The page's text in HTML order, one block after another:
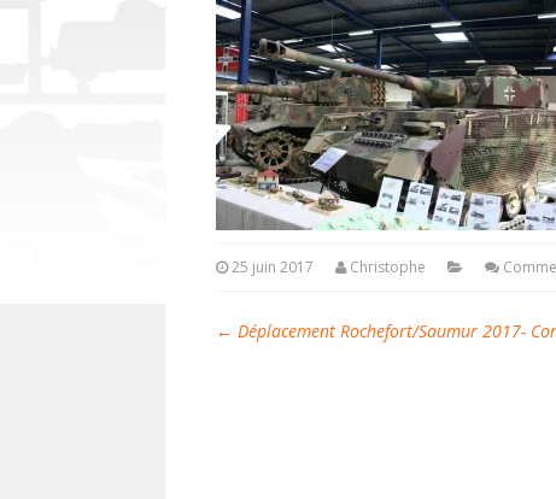
25 juin 2017 Christophe
← Déplacement Rochefort/Saumur 2017-